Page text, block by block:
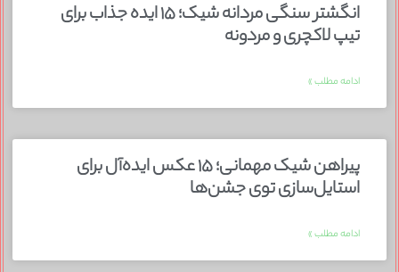
انگشتر سنگی مردانه شیک؛ ۱۵ ایده جذاب برای
تیپ لاکچری و مردونه
ادامه مطلب »
پیراهن شیک مهمانی؛ ۱۵ عکس ایده‌آل برای
استایل‌سازی توی جشن‌ها
ادامه مطلب »